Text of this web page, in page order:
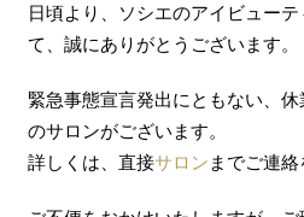
日頃より、ソシエのアイビュー
て、誠にありがとうございます。
緊急事態宣言発出にともない、
のサロンがございます。
詳しくは、直接サロン までご連絡